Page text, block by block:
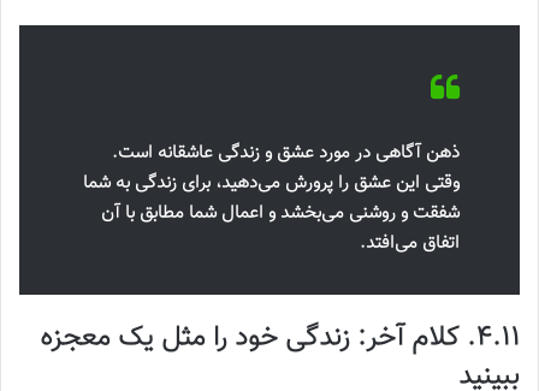
ذهن آگاهی در مورد عشق و زندگی عاشقانه است.
وقتی این عشق را پرورش می‌دهید، برای زندگی به شما
شفقت و روشنی می‌بخشد و اعمال شما مطابق با‌ آن
اتفاق می‌افتد.
۴.۱۱. کلام آخر: زندگی خود را مثل یک معجزه
ببینید